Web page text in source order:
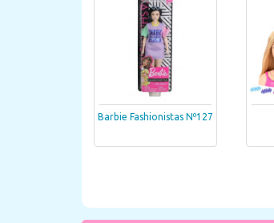
Barbie Fashionistas Nº127